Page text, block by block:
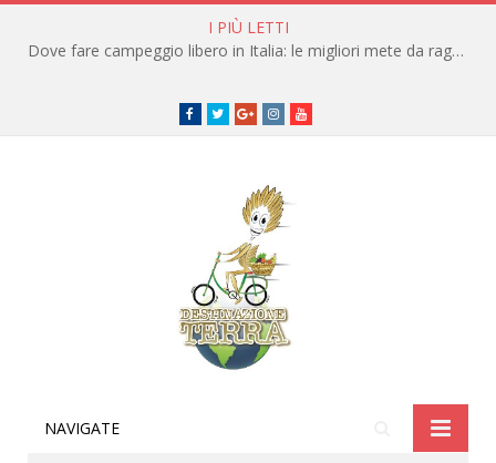
I PIÙ LETTI
Dove fare campeggio libero in Italia: le migliori mete da raggiungere in traghetto
Facebook
TwitterGoogle+instagramyoutube
NAVIGATE